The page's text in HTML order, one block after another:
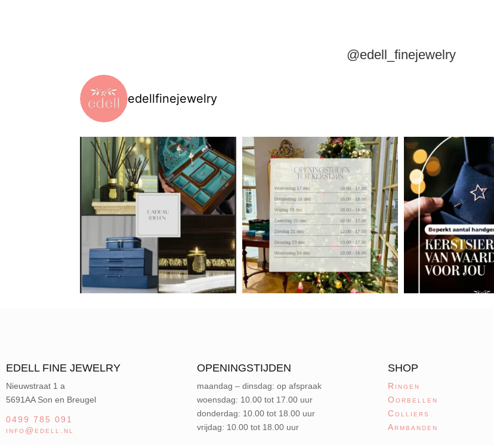
@edell_finejewelry
edellfinejewelry
EDELL FINE JEWELRY
Nieuwstraat 1 a
5691AA Son en Breugel
0499 785 091
info@edell.nl
OPENINGSTIJDEN
maandag – dinsdag: op afspraak
woensdag: 10.00 tot 17.00 uur
donderdag: 10.00 tot 18.00 uur
vrijdag: 10.00 tot 18.00 uur
SHOP
Ringen
Oorbellen
Colliers
Armbanden